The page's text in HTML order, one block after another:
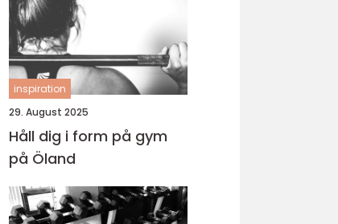
inspiration
29. August 2025
Håll dig i form på gym
på Öland